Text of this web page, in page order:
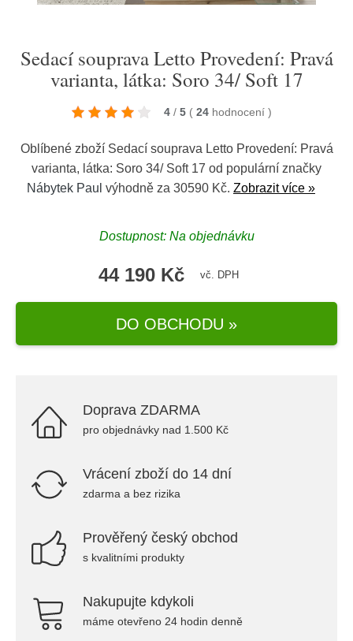
Sedací souprava Letto Provedení: Pravá
varianta, látka: Soro 34/ Soft 17
4 / 5 ( 24 hodnocení )
Oblíbené zboží Sedací souprava Letto Provedení: Pravá
varianta, látka: Soro 34/ Soft 17 od populární značky
Nábytek Paul výhodně za 30590 Kč. Zobrazit více »
Dostupnost: Na objednávku
44 190 Kč vč. DPH
DO OBCHODU »
Doprava ZDARMA
pro objednávky nad 1.500 Kč
Vrácení zboží do 14 dní
zdarma a bez rizika
Prověřený český obchod
s kvalitními produkty
Nakupujte kdykoli
máme otevřeno 24 hodin denně